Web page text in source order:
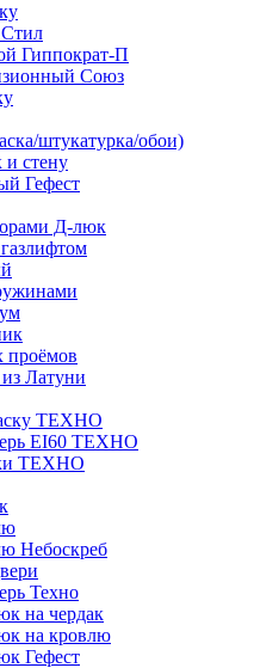
Гиппократ-П
Союз
штукатурка/обои)
и стену
Гефест
Д-люк
проёмов
Латуни
ТЕХНО
EI60 ТЕХНО
ТЕХНО
Небоскреб
Техно
на чердак
на кровлю
Гефест